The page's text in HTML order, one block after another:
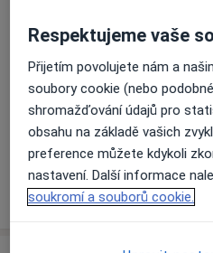
Přiblížit
Dostupnost
Na této adrese online
Co mám v takové situaci
Více
Respektujeme vaše
Přijetím povolujete nám a
soubory cookie (nebo
shromažďování údajů pro
obsahu na základě vašich
preference můžete kdykoli
nastavení. Další informace
soukromí a souborů cookie.